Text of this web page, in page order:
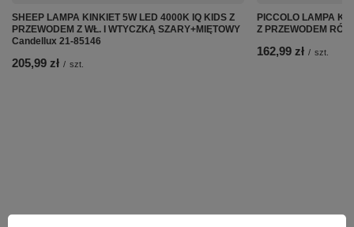
SHEEP LAMPA KINKIET 5W LED 4000K IQ KIDS Z
PRZEWODEM Z WŁ. I WTYCZKĄ SZARY+MIĘTOWY
Candellux 21-85146
205,99 zł / szt.
PICCOLO LAMPA
Z PRZEWODEM
162,99 zł / szt.